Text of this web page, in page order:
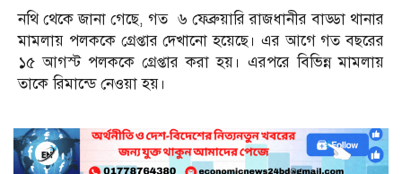
নথি থেকে জানা গেছে, গত ৬ ফেব্রুয়ারি রাজধানীর বাড্ডা থানার
মামলায় পলককে গ্রেপ্তার দেখানো হয়েছে। এর আগে গত বছরের
১৫ আগস্ট পলককে গ্রেপ্তার করা হয়। এরপরে বিভিন্ন মামলায়
তাকে রিমান্ডে নেওয়া হয়।